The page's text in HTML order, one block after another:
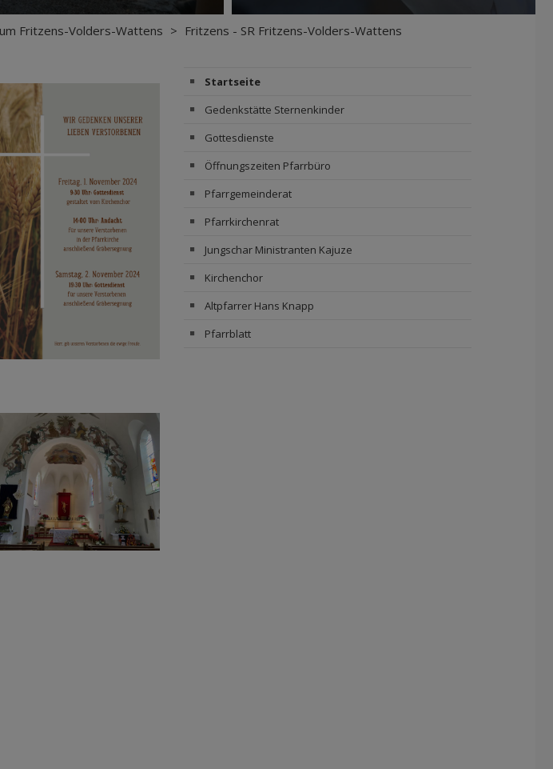
Fritzens-Volders-Wattens > Fritzens - SR Fritzens-Volders-Wattens
Startseite
Gedenkstätte Sternenkinder
Gottesdienste
Öffnungszeiten Pfarrbüro
Pfarrgemeinderat
Pfarrkirchenrat
Jungschar Ministranten Kajuze
Kirchenchor
Altpfarrer Hans Knapp
Pfarrblatt